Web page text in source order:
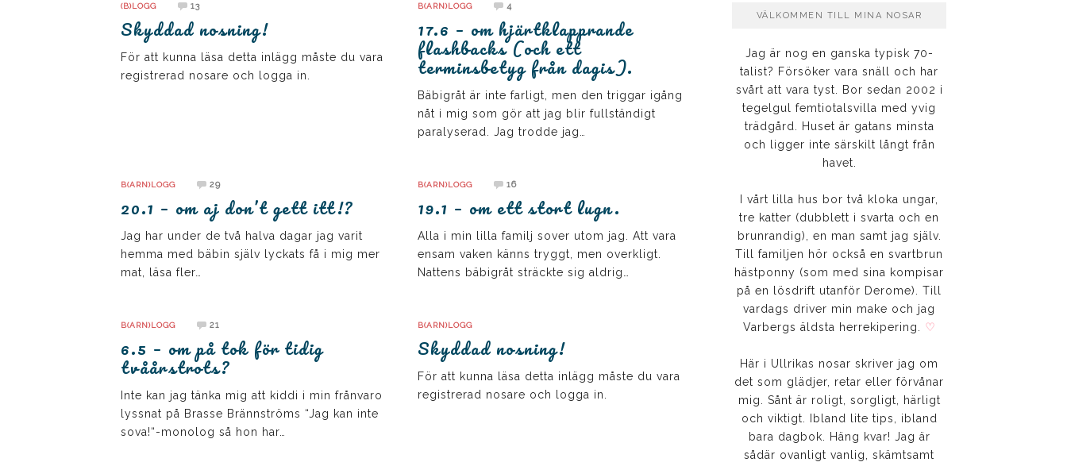
(B)LOGG 13
Skyddad nosning!
För att kunna läsa detta inlägg måste du vara
registrerad nosare och logga in.
B(ARN)LOGG 4
17.6 – om hjärtklapprande
flashbacks (och ett
terminsbetyg från dagis).
Bäbigråt är inte farligt, men den triggar igång
nåt i mig som gör att jag blir fullständigt
paralyserad. Jag trodde jag…
B(ARN)LOGG 29
20.1 – om aj don’t gett itt!?
Jag har under de två halva dagar jag varit
hemma med bäbin själv lyckats få i mig mer
mat, läsa fler…
B(ARN)LOGG 16
19.1 – om ett stort lugn.
Alla i min lilla familj sover utom jag. Att vara
ensam vaken känns tryggt, men overkligt.
Nattens bäbigråt sträckte sig aldrig…
B(ARN)LOGG 21
6.5 – om på tok för tidig
tvåårstrots?
Inte kan jag tänka mig att kiddi i min frånvaro
lyssnat på Brasse Brännströms “Jag kan inte
sova!“-monolog så hon har…
B(ARN)LOGG
Skyddad nosning!
För att kunna läsa detta inlägg måste du vara
registrerad nosare och logga in.
VÄLKOMMEN TILL MINA NOSAR
Jag är nog en ganska typisk 70-
talist? Försöker vara snäll och har
svårt att vara tyst. Bor sedan 2002 i
tegelgul femtiotalsvilla med yvig
trädgård. Huset är gatans minsta
och ligger inte särskilt långt från
havet.
I vårt lilla hus bor två kloka ungar,
tre katter (dubblett i svarta och en
brunrandig), en man samt jag själv.
Till familjen hör också en svartbrun
hästponny (som med sina kompisar
på en lösdrift utanför Derome). Till
vardags driver min make och jag
Varbergs äldsta herrekipering. ♡
Här i Ullrikas nosar skriver jag om
det som glädjer, retar eller förvånar
mig. Sånt är roligt, sorgligt, härligt
och viktigt. Ibland lite tips, ibland
bara dagbok. Häng kvar! Jag är
sådär ovanligt vanlig, skämtsamt